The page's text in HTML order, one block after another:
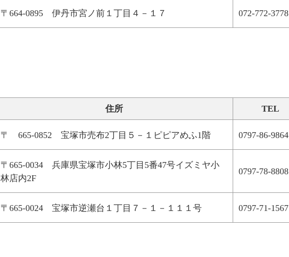
〒664-0895 伊丹市宮ノ前１丁目４－１７ 072-772-3778
住所 TEL
〒 665-0852 宝塚市売布2丁目５－１ピピアめふ1階 0797-86-9864
〒665-0034 兵庫県宝塚市小林5丁目5番47号イズミヤ小
林店内2F
0797-78-8808
〒665-0024 宝塚市逆瀬台１丁目７－１－１１１号 0797-71-1567